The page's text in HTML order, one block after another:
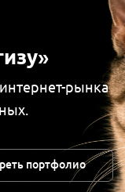
рынка
портфолио